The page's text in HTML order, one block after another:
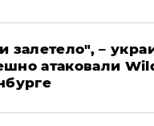
залетело", –
атаковали